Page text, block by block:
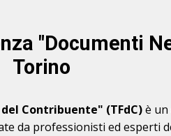
"Documenti
Torino
Contribuente" (TFdC)è un
da professionisti ed esperti